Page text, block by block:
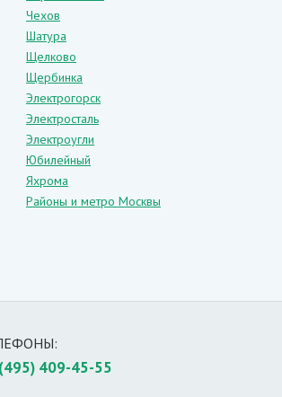
двери устанавливаются
в окружении
Чехов
Шатура
Щелково
Щербинка
Электрогорск
Электросталь
Электроугли
Юбилейный
Яхрома
Районы и метро Москвы
409-45-55